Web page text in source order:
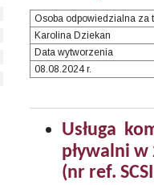
Osoba odpowiedzialna za
Karolina Dziekan
Data wytworzenia
08.08.2024 r.
Usługa
pływalni
(nr ref.